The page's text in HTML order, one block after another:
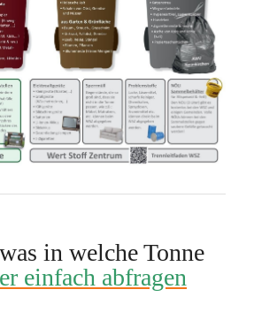
in welche Tonne
einfach abfragen